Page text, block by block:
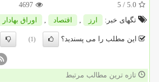
5.0
/ 5
4697
تگهای خبر:
ارز , اقتصاد , اوراق بهادار
این مطلب را می پسندید؟ (1)
تازه ترین مطالب مرتبط